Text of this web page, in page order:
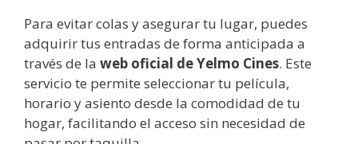
Para evitar colas y asegurar tu lugar, puedes
adquirir tus entradas de forma anticipada a
través de la web oficial de Yelmo Cines. Este
servicio te permite seleccionar tu película,
horario y asiento desde la comodidad de tu
hogar, facilitando el acceso sin necesidad de